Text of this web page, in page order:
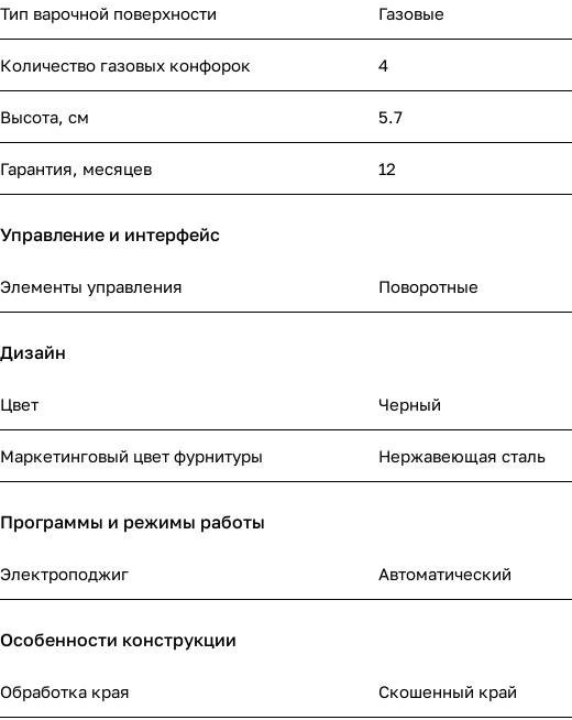
Тип варочной поверхности Газовые
Количество газовых конфорок 4
Высота, см 5.7
Гарантия, месяцев 12
Управление и интерфейс
Элементы управления Поворотные
Дизайн
Цвет Черный
Маркетинговый цвет фурнитуры Нержавеющая сталь
Программы и режимы работы
Электроподжиг Автоматический
Особенности конструкции
Обработка края Скошенный край